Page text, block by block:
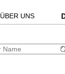
ÜBER UNS